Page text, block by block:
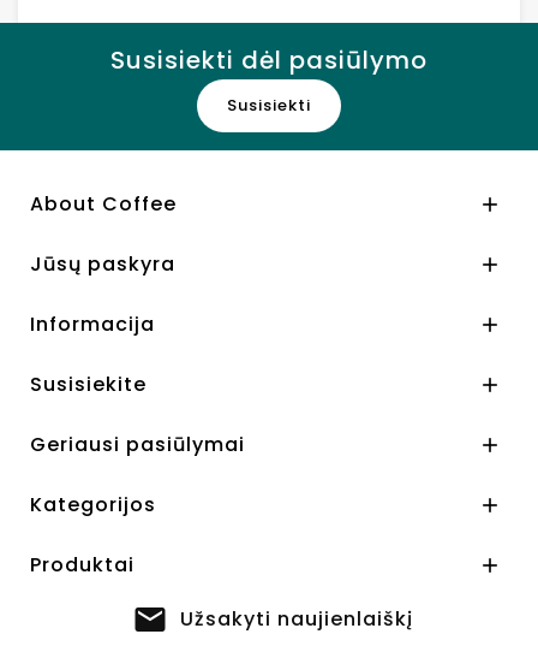
Susisiekti dėl pasiūlymo
Susisiekti
About Coffee 
Jūsų paskyra 
Informacija 
Susisiekite 
Geriausi pasiūlymai 
Kategorijos 
Produktai 
Užsakyti naujienlaiškį